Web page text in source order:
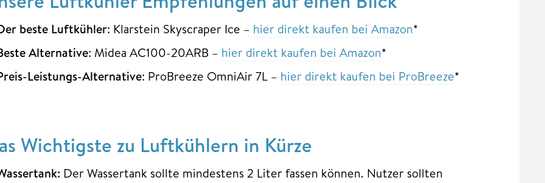
beste Luftkühler: Klarstein Skyscraper Ice – hier direkt kaufen bei Amazon*
Alternative: Midea AC100-20ARB – hier direkt kaufen bei Amazon*
Leistungs-Alternative: ProBreeze OmniAir 7L – hier direkt kaufen bei ProBreeze*
Wichtigste zu Luftkühlern in Kürze
Der Wassertank sollte mindestens 2 Liter fassen können. Nutzer sollten